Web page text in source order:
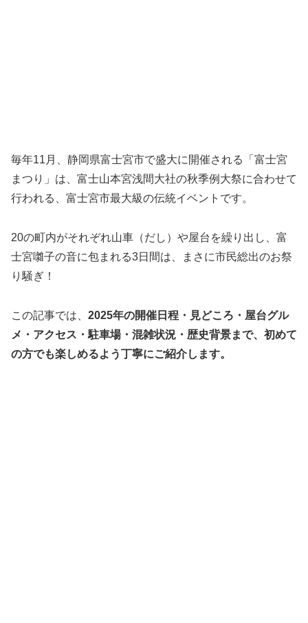
毎年11月、静岡県富士宮市で盛大に開催される「富士宮
まつり」は、富士山本宮浅間大社の秋季例大祭に合わせて
行われる、富士宮市最大級の伝統イベントです。
20の町内がそれぞれ山車（だし）や屋台を繰り出し、富
士宮囃子の音に包まれる3日間は、まさに市民総出のお祭
り騒ぎ！
この記事では、 2025年の開催日程・見どころ・屋台グル
メ・アクセス・駐車場・混雑状況・歴史背景まで、初めて
の方でも楽しめるよう丁寧にご紹介します。